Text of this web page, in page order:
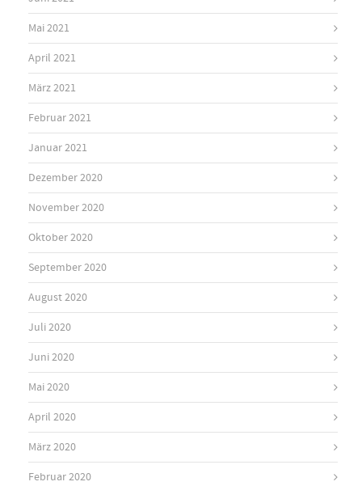
Mai 2021
April 2021
März 2021
Februar 2021
Januar 2021
Dezember 2020
November 2020
Oktober 2020
September 2020
August 2020
Juli 2020
Juni 2020
Mai 2020
April 2020
März 2020
Februar 2020